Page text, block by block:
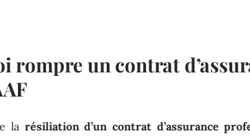
rompre un contrat
la résiliation d’un contrat d’assurance